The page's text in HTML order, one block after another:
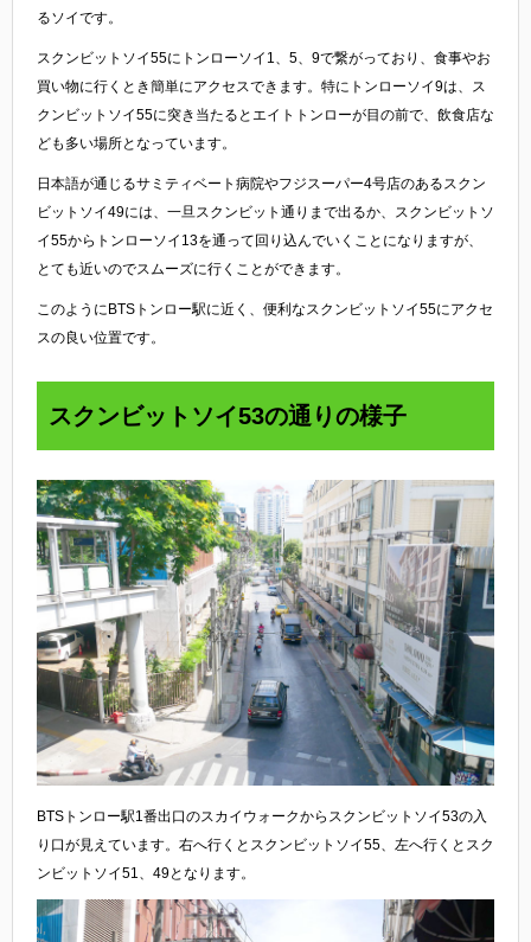
るソイです。
スクンビットソイ55にトンローソイ1、5、9で繋がっており、食事やお
買い物に行くとき簡単にアクセスできます。特にトンローソイ9は、ス
クンビットソイ55に突き当たるとエイトトンローが目の前で、飲食店な
ども多い場所となっています。
日本語が通じるサミティベート病院やフジスーパー4号店のあるスクン
ビットソイ49には、一旦スクンビット通りまで出るか、スクンビットソ
イ55からトンローソイ13を通って回り込んでいくことになりますが、
とても近いのでスムーズに行くことができます。
このようにBTSトンロー駅に近く、便利なスクンビットソイ55にアクセ
スの良い位置です。
スクンビットソイ53の通りの様子
BTSトンロー駅1番出口のスカイウォークからスクンビットソイ53の入
り口が見えています。右へ行くとスクンビットソイ55、左へ行くとスク
ンビットソイ51、49となります。